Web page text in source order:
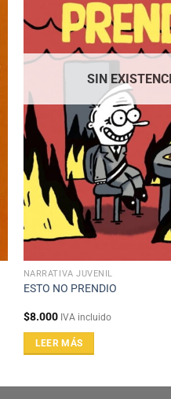
SIN
NARRATIVA JUVENIL
ESTO NO PRENDIO
$8.000 IVA incluido
LEER MÁS